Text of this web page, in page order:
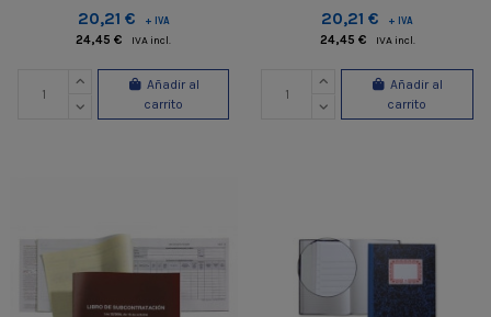
20,21 € + IVA
24,45 € IVA incl.
Añadir al
carrito
20,21 € + IVA
24,45 € IVA incl.
Añadir al
carrito